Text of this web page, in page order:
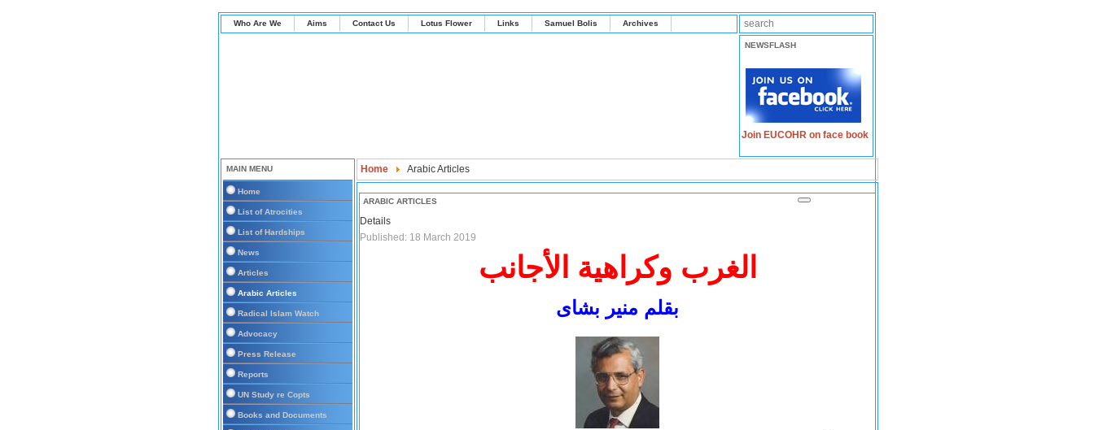
Who Are We Aims Contact Us Lotus Flower Links Samuel Bolis Archives
NEWSFLASH
Join EUCOHR on face book
MAIN MENU
Home
List of Atrocities
List of Hardships
News
Articles
Arabic Articles
Radical Islam Watch
Advocacy
Press Release
Reports
UN Study re Copts
Books and Documents
Home Arabic Articles
ARABIC ARTICLES
Details
Published: 18 March 2019
الغرب وكراهية الأجانب
بقلم منير بشاى